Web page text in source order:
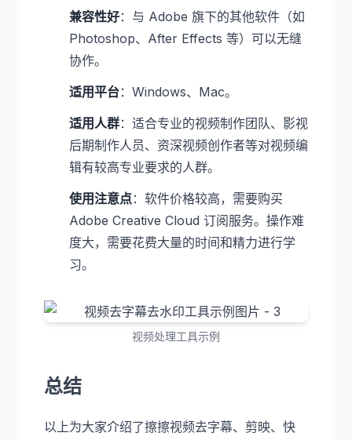
兼容性好：与 Adobe 旗下的其他软件（如
Photoshop、After Effects 等）可以无缝
协作。
适用平台：Windows、Mac。
适用人群：适合专业的视频制作团队、影视
后期制作人员、资深视频创作者等对视频编
辑有较高专业要求的人群。
使用注意点：软件价格较高，需要购买
Adobe Creative Cloud 订阅服务。操作难
度大，需要花费大量的时间和精力进行学
习。
视频处理工具示例
总结
以上为大家介绍了擦擦视频去字幕、剪映、快